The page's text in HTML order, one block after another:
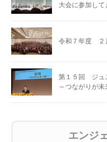
大会に参加して
令和７年度 ２
第１５回 ジュ
～つながりが
エンジ